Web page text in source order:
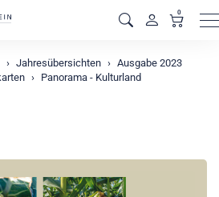
0
Jahresübersichten
Ausgabe 2023
Panorama - Kulturland